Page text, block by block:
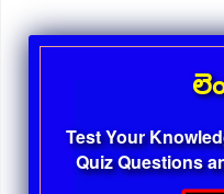
Test Your
Quiz Questions